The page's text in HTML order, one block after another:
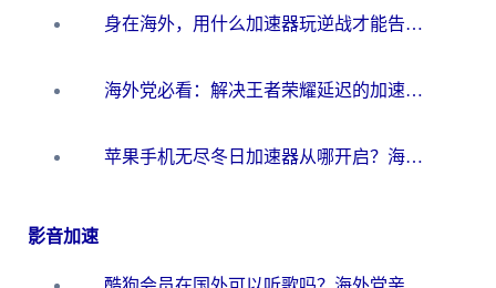
身在海外，用什么加速器玩逆战才能告别延迟？
海外党必看：解决王者荣耀延迟的加速器终极指南——从EVE到猫和老鼠，一个工具全搞定
苹果手机无尽冬日加速器从哪开启？海外玩家的冬日生存指南
影音加速